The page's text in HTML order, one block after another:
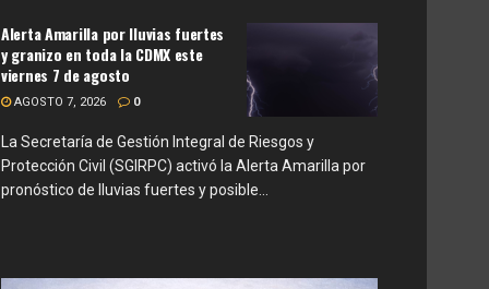
Alerta Amarilla por lluvias fuertes
y granizo en toda la CDMX este
viernes 7 de agosto
AGOSTO 7, 2026 0
La Secretaría de Gestión Integral de Riesgos y
Protección Civil (SGIRPC) activó la Alerta Amarilla por
pronóstico de lluvias fuertes y posible...